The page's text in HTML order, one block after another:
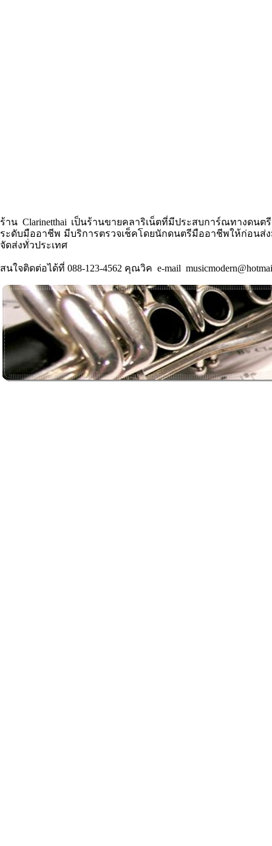
ร้าน Clarinetthai เป็นร้านขายคลาริเน็ตที่มีประสบการ์ณทางดน
ระดับมืออาชีพ มีบริการตรวจเช็คโดยนักดนตรีมืออาชีพให้ก่อน
จัดส่งทั่วประเทศ
สนใจติดต่อได้ที่ 088-123-4562 คุณวิค e-mail